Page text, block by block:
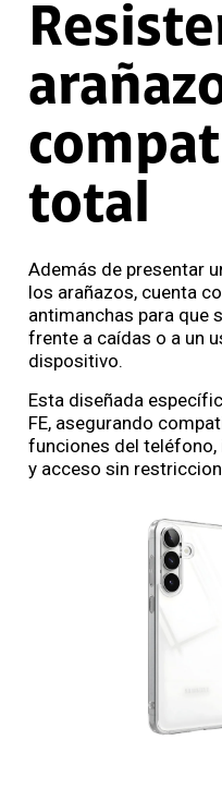
total
Además de presentar
los arañazos, cuenta
antimanchas para que
frente a caídas o a un
dispositivo.
Esta diseñada
FE, asegurando
funciones del teléfono,
y acceso sin